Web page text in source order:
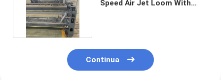
Speed Air Jet Loom With
Continua